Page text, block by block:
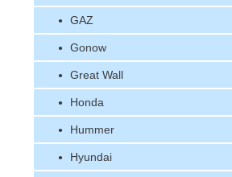
GAZ
Gonow
Great Wall
Honda
Hummer
Hyundai